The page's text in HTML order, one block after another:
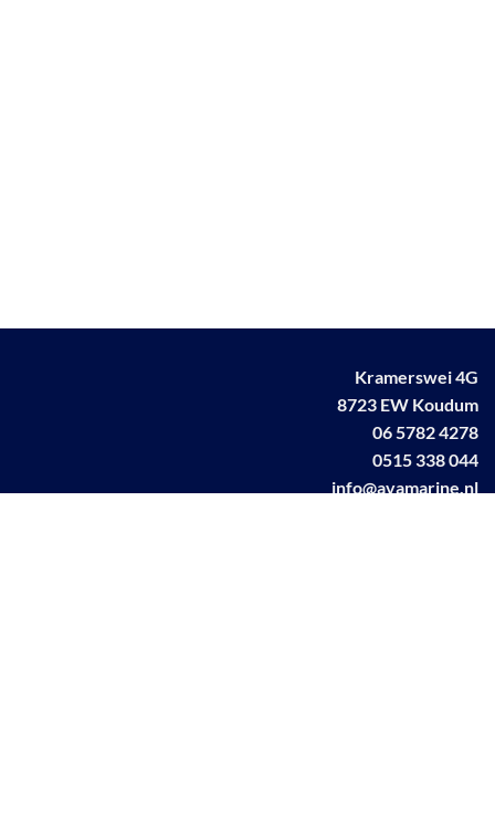
Kramerswei 4G
8723 EW Koudum
06 5782 4278
0515 338 044
info@avamarine.nl